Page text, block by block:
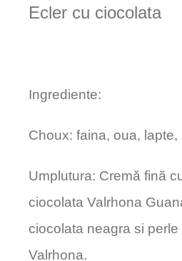
Ecler cu ciocolata
Ingrediente:
Choux: faina, oua, lapte,
Umplutura: Cremă fină
ciocolata Valrhona
ciocolata neagra si perle
Valrhona.